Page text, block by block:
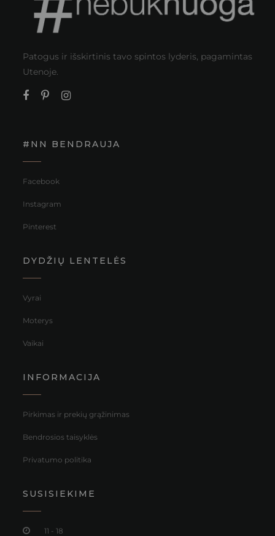
Patogus ir išskirtinis tavo spintos lyderis, pagamintas
Utenoje.
#NN BENDRAUJA
Facebook
Instagram
Pinterest
DYDŽIŲ LENTELĖS
Vyrai
Moterys
Vaikai
INFORMACIJA
Pirkimas ir prekių grąžinimas
Bendrosios taisyklės
Privatumo politika
SUSISIEKIME
11 - 18